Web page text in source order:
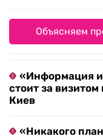
Объясняем
«Информация
стоит за
Киев
«Никакого